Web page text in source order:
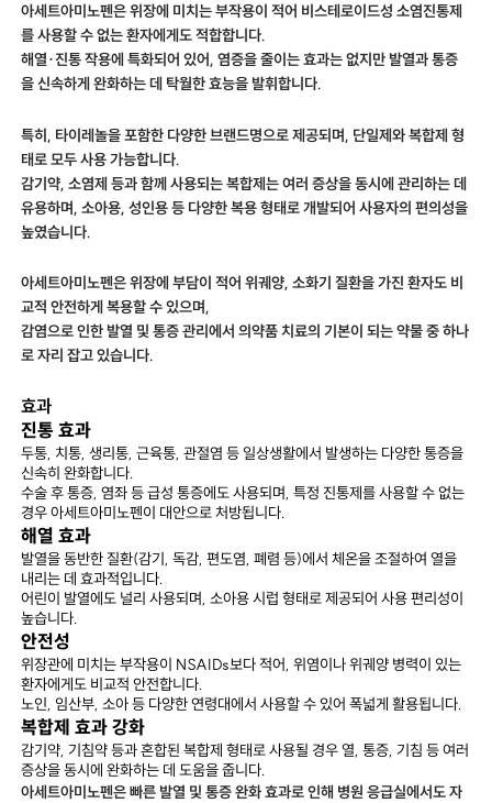
아세트아미노펜은 위장에 미치는 부작용이 적어 비스테로이드성 소염진통제
를 사용할 수 없는 환자에게도 적합합니다.
해열·진통 작용에 특화되어 있어, 염증을 줄이는 효과는 없지만 발열과 통증
을 신속하게 완화하는 데 탁월한 효능을 발휘합니다.
특히, 타이레놀을 포함한 다양한 브랜드명으로 제공되며, 단일제와 복합제 형
태로 모두 사용 가능합니다.
감기약, 소염제 등과 함께 사용되는 복합제는 여러 증상을 동시에 관리하는 데
유용하며, 소아용, 성인용 등 다양한 복용 형태로 개발되어 사용자의 편의성을
높였습니다.
아세트아미노펜은 위장에 부담이 적어 위궤양, 소화기 질환을 가진 환자도 비
교적 안전하게 복용할 수 있으며,
감염으로 인한 발열 및 통증 관리에서 의약품 치료의 기본이 되는 약물 중 하나
로 자리 잡고 있습니다.
효과
진통 효과
두통, 치통, 생리통, 근육통, 관절염 등 일상생활에서 발생하는 다양한 통증을
신속히 완화합니다.
수술 후 통증, 염좌 등 급성 통증에도 사용되며, 특정 진통제를 사용할 수 없는
경우 아세트아미노펜이 대안으로 처방됩니다.
해열 효과
발열을 동반한 질환(감기, 독감, 편도염, 폐렴 등)에서 체온을 조절하여 열을
내리는 데 효과적입니다.
어린이 발열에도 널리 사용되며, 소아용 시럽 형태로 제공되어 사용 편리성이
높습니다.
안전성
위장관에 미치는 부작용이 NSAIDs보다 적어, 위염이나 위궤양 병력이 있는
환자에게도 비교적 안전합니다.
노인, 임산부, 소아 등 다양한 연령대에서 사용할 수 있어 폭넓게 활용됩니다.
복합제 효과 강화
감기약, 기침약 등과 혼합된 복합제 형태로 사용될 경우 열, 통증, 기침 등 여러
증상을 동시에 완화하는 데 도움을 줍니다.
아세트아미노펜은 빠른 발열 및 통증 완화 효과로 인해 병원 응급실에서도 자